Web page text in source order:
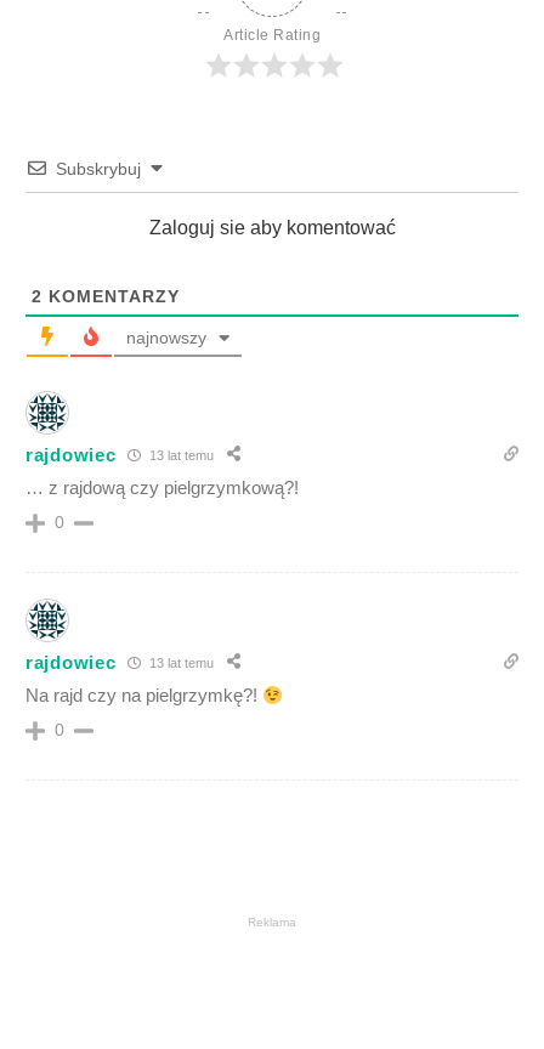
Article Rating
Subskrybuj
Zaloguj sie aby komentować
2 KOMENTARZY
najnowszy
rajdowiec 13 lat temu
… z rajdową czy pielgrzymkową?!
0
rajdowiec 13 lat temu
Na rajd czy na pielgrzymkę?!
0
Reklama